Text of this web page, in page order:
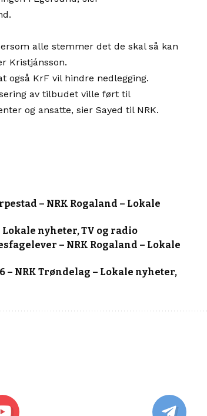
alle stemmer det de skal så kan
Kristjánsson.
også KrF vil hindre nedlegging.
av tilbudet ville ført til
og ansatte, sier Sayed til NRK.
– NRK Rogaland – Lokale
Lokale nyheter, TV og radio
– NRK Rogaland – Lokale
NRK Trøndelag – Lokale nyheter,